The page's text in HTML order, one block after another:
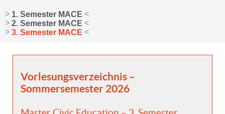
1. Semester MACE
2. Semester MACE
3. Semester MACE
Vorlesungsverzeichnis –
Sommersemester 2026